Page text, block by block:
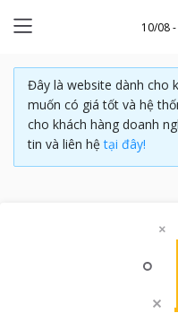
10/08
Đây là website dành cho
muốn có giá tốt và hệ
cho khách hàng doanh
tin và liên hệ tại đây!